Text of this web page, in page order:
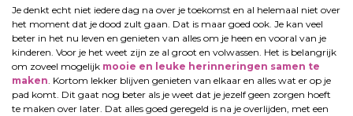
Je denkt echt niet iedere dag na over je toekomst en al helemaal niet over
het moment dat je dood zult gaan. Dat is maar goed ook. Je kan veel
beter in het nu leven en genieten van alles om je heen en vooral van je
kinderen. Voor je het weet zijn ze al groot en volwassen. Het is belangrijk
om zoveel mogelijk mooie en leuke herinneringen samen te
maken. Kortom lekker blijven genieten van elkaar en alles wat er op je
pad komt. Dit gaat nog beter als je weet dat je jezelf geen zorgen hoeft
te maken over later. Dat alles goed geregeld is na je overlijden, met een